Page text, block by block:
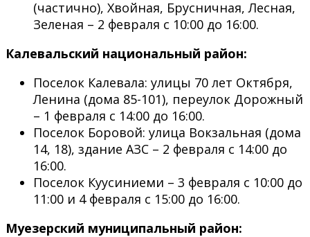
(частично), Хвойная, Брусничная, Лесная,
Зеленая – 2 февраля с 10:00 до 16:00.
Калевальский национальный район:
Поселок Калевала: улицы 70 лет Октября,
Ленина (дома 85-101), переулок Дорожный
– 1 февраля с 14:00 до 16:00.
Поселок Боровой: улица Вокзальная (дома
14, 18), здание АЗС – 2 февраля с 14:00 до
16:00.
Поселок Куусиниеми – 3 февраля с 10:00 до
11:00 и 4 февраля с 15:00 до 16:00.
Муезерский муниципальный район: